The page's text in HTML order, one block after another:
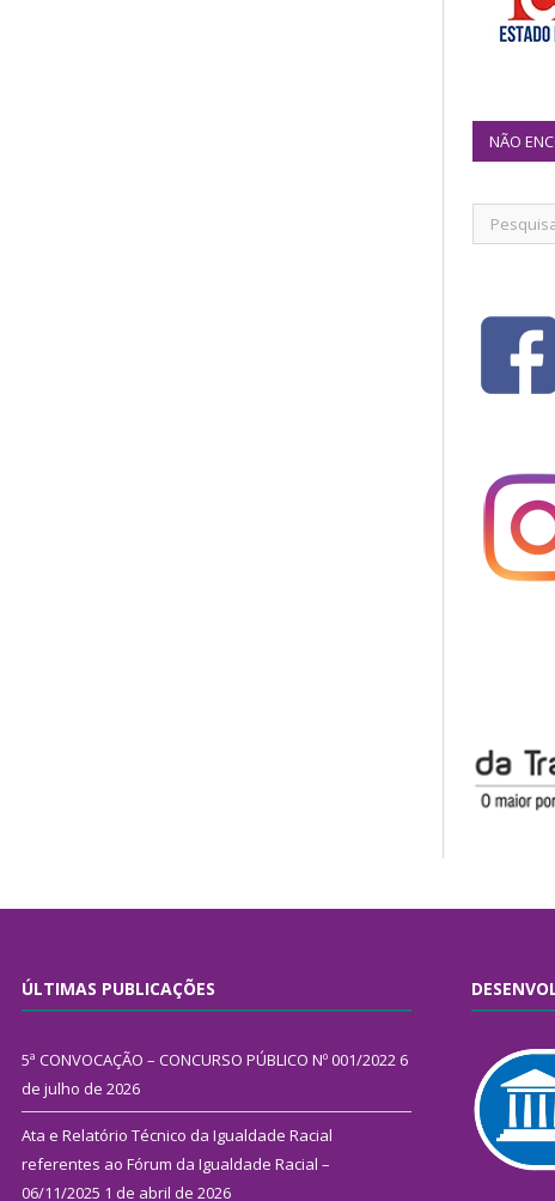
NÃO
ÚLTIMAS PUBLICAÇÕES
5ª CONVOCAÇÃO – CONCURSO PÚBLICO Nº 001/2022 6
de julho de 2026
Ata e Relatório Técnico da Igualdade Racial
referentes ao Fórum da Igualdade Racial –
06/11/2025 1 de abril de 2026